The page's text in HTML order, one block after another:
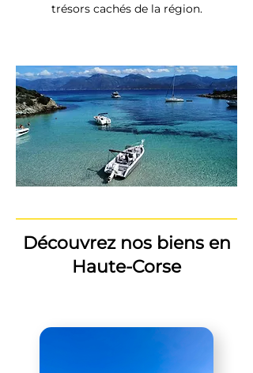
trésors cachés de la région.
Découvrez nos biens en
Haute-Corse